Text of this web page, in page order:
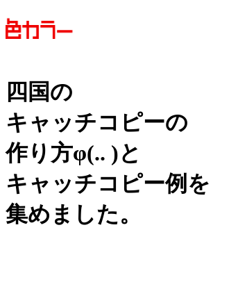
四国の
キャッチコピーの
作り方φ(.. )と
キャッチコピー例を
集めました。